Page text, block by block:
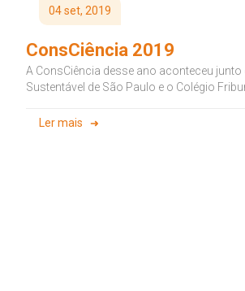
04 set, 2019
ConsCiência 2019
A ConsCiência desse ano aconteceu
Sustentável de São Paulo e o Colégio
Ler mais